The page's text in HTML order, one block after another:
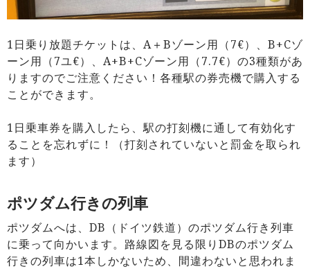
1日乗り放題チケットは、A＋Bゾーン用（7€）、B+Cゾ
ーン用（7ユ€）、A+B+Cゾーン用（7.7€）の3種類があ
りますのでご注意ください！各種駅の券売機で購入する
ことができます。
1日乗車券を購入したら、駅の打刻機に通して有効化す
ることを忘れずに！（打刻されていないと罰金を取られ
ます）
ポツダム行きの列車
ポツダムへは、DB（ドイツ鉄道）のポツダム行き列車
に乗って向かいます。路線図を見る限りDBのポツダム
行きの列車は1本しかないため、間違わないと思われま